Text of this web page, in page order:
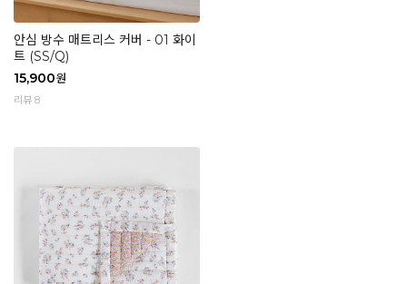
안심 방수 매트리스 커버 - 01 화이
트 (SS/Q)
15,900원
리뷰 8